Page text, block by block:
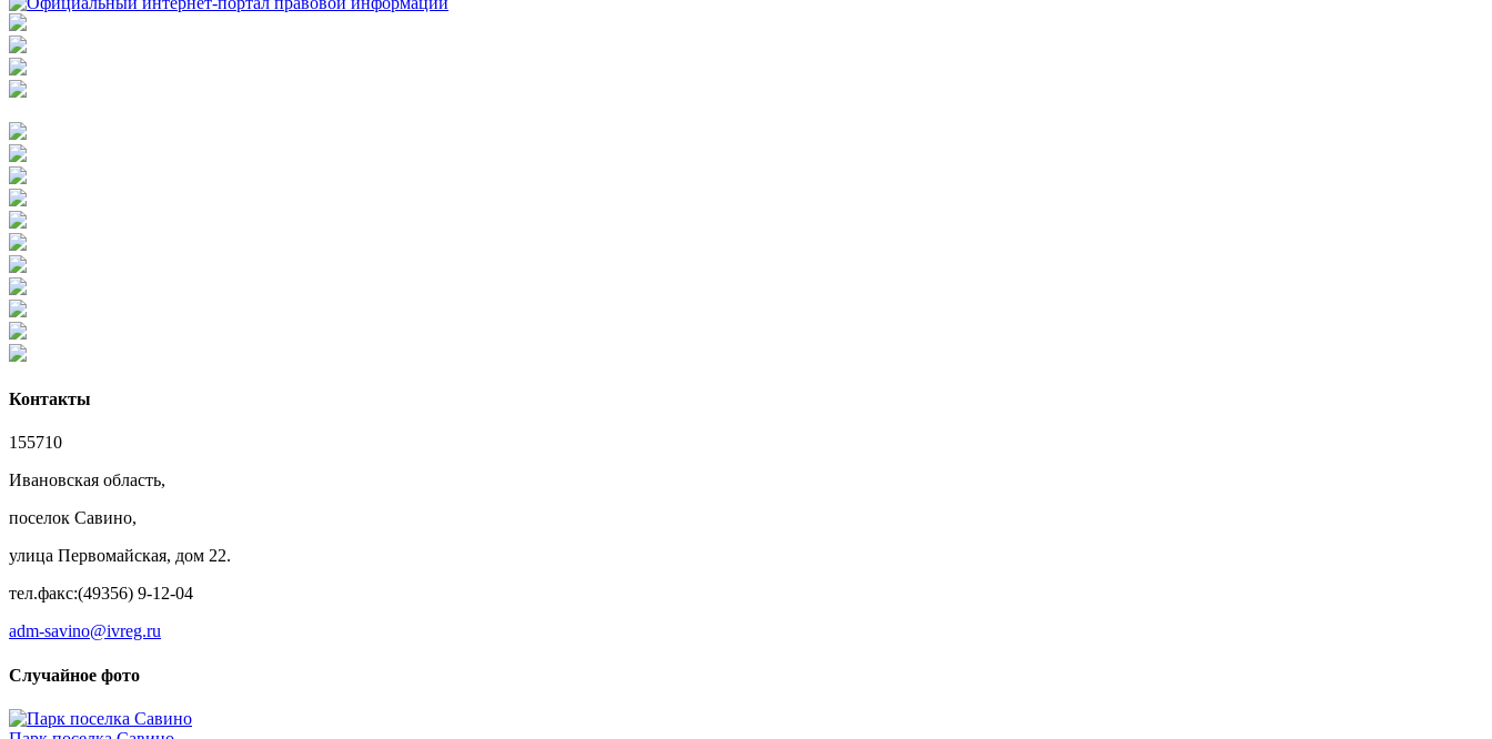
Контакты
155710
Ивановская область,
поселок Савино,
улица Первомайская, дом 22.
тел.факс:(49356) 9-12-04
adm-savino@ivreg.ru
Случайное фото